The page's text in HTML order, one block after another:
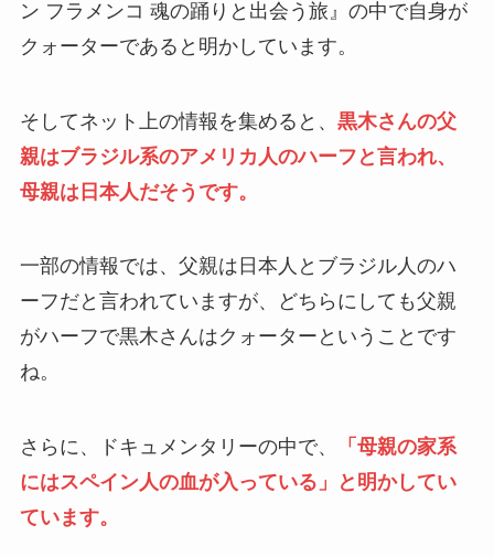
ン フラメンコ 魂の踊りと出会う旅』の中で自身が
クォーターであると明かしています。
そしてネット上の情報を集めると、 黒木さんの父
親はブラジル系のアメリカ人のハーフと言われ、
母親は日本人だそうです。
一部の情報では、父親は日本人とブラジル人のハ
ーフだと言われていますが、どちらにしても父親
がハーフで黒木さんはクォーターということです
ね。
さらに、ドキュメンタリーの中で、
「母親の家系
にはスペイン人の血が入っている」と明かしてい
ています。